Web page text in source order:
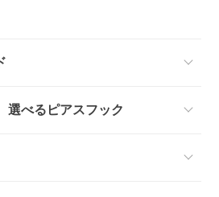
べるピアスフック